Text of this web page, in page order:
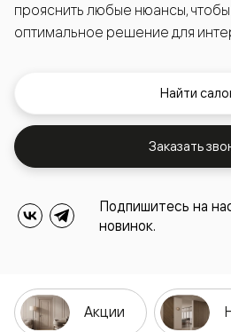
прояснить любые нюансы,
оптимальное решение для
Найти
Заказать
Подпишитесь на
новинок.
Акции